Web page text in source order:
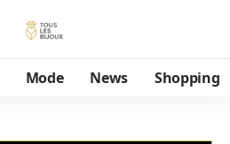
Mode News Shopping